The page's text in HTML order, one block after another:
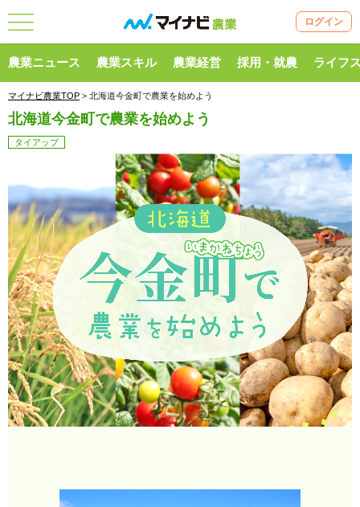
ログイン
農業ニュース 農業スキル 農業経営 採用・就農 ライフ
マイナビ農業TOP > 北海道今金町で農業を始めよう
北海道今金町で農業を始めよう
タイアップ